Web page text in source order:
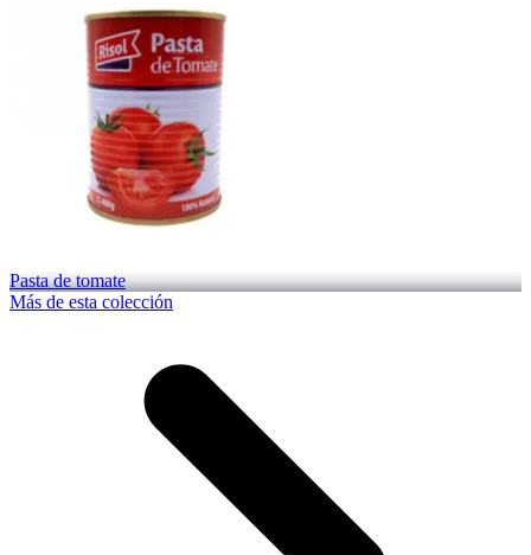
Pasta de tomate
Más de esta colección